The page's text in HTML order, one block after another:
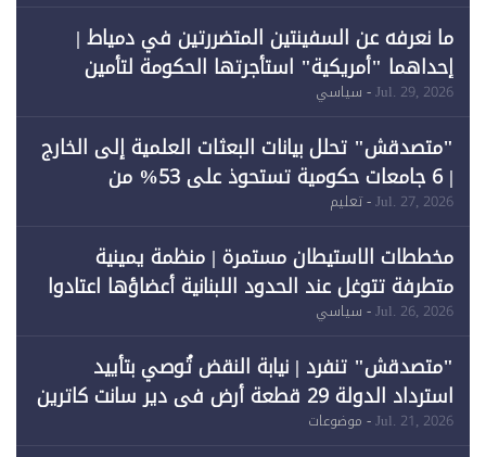
ما نعرفه عن السفينتين المتضررتين في دمياط |
إحداهما "أمريكية" استأجرتها الحكومة لتأمين
احتياجات الطاقة
Jul. 29, 2026- سياسي
"متصدقش" تحلل بيانات البعثات العلمية إلى الخارج
| 6 جامعات حكومية تستحوذ على 53% من
Jul. 27, 2026- تعليم
مخططات الاستيطان مستمرة | منظمة يمينية
متطرفة تتوغل عند الحدود اللبنانية أعضاؤها اعتادوا
خرق الحدود
Jul. 26, 2026- سياسي
"متصدقش" تنفرد | نيابة النقض تُوصي بتأييد
استرداد الدولة 29 قطعة أرض في دير سانت كاترين
وقبول طعن الحكومة جزئيًا (1)
Jul. 21, 2026- موضوعات